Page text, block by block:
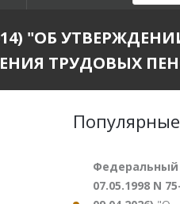
"ОБ
ТРУДОВЫХ
Федеральный
07.05.1998 N